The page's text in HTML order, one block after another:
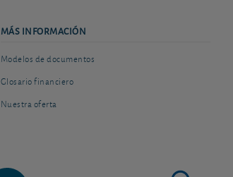
MÁS INFORMACIÓN
Modelos de documentos
Glosario financiero
Nuestra oferta